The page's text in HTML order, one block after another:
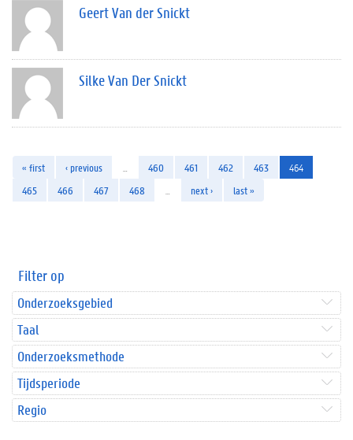
Geert Van der Snickt
Silke Van Der Snickt
« first ‹ previous 460 461 462 463
464
465
466 467 468 next › last »
Filter op
Onderzoeksgebied
Taal
Onderzoeksmethode
Tijdsperiode
Regio